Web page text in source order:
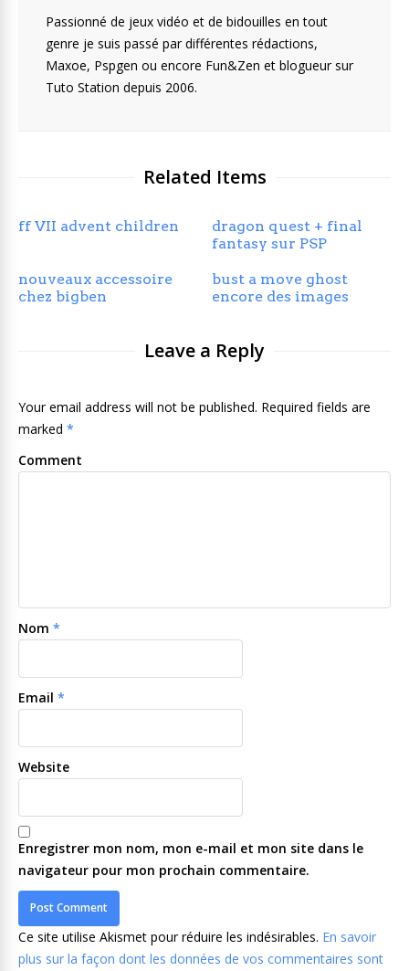
Passionné de jeux vidéo et de bidouilles en tout
genre je suis passé par différentes rédactions,
Maxoe, Pspgen ou encore Fun&Zen et blogueur sur
Tuto Station depuis 2006.
Related Items
ff VII advent children
dragon quest + final
fantasy sur PSP
nouveaux accessoire
chez bigben
bust a move ghost
encore des images
Leave a Reply
Your email address will not be published. Required fields are
marked *
Comment
Nom *
Email *
Website
Enregistrer mon nom, mon e-mail et mon site dans le
navigateur pour mon prochain commentaire.
Ce site utilise Akismet pour réduire les indésirables. En savoir
plus sur la façon dont les données de vos commentaires sont